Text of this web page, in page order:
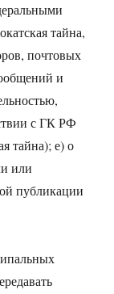
тайна,
почтовых
и
с ГК РФ
тайна); е) о
или
публикации